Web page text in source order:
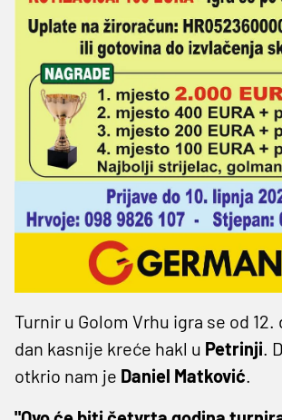
Turnir u Golom Vrhu igra se od 12.
dan kasnije kreće hakl u Petrinji .
otkrio nam je Daniel Matković